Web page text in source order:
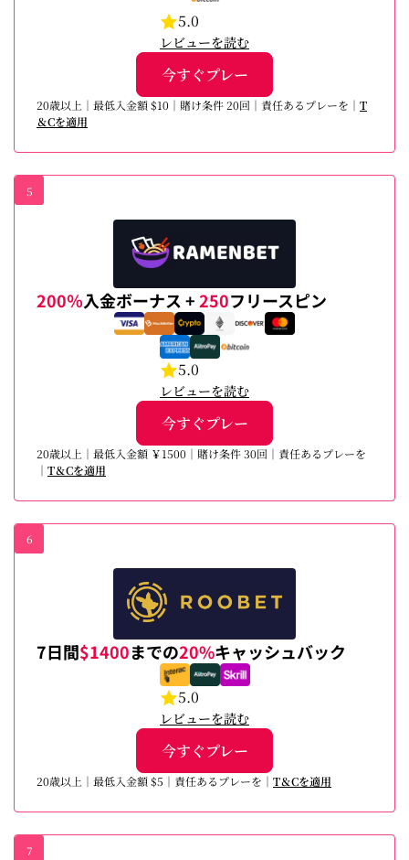
5.0
レビューを読む
今すぐプレー
20歳以上｜最低入金額 $10｜賭け条件 20回｜責任あるプレーを｜ T
＆Cを適用
5
200％入金ボーナス +250フリースピン
5.0
レビューを読む
今すぐプレー
20歳以上｜最低入金額 ￥1500｜賭け条件 30回｜責任あるプレーを
｜ T＆Cを適用
6
7日間$1400までの20%キャッシュバック
5.0
レビューを読む
今すぐプレー
20歳以上｜最低入金額 $5｜責任あるプレーを｜ T＆Cを適用
7